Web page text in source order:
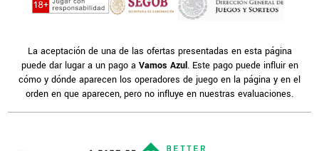
La aceptación de una de las ofertas presentadas en esta página
puede dar lugar a un pago a Vamos Azul. Este pago puede influir en
cómo y dónde aparecen los operadores de juego en la página y en el
orden en que aparecen, pero no influye en nuestras evaluaciones.